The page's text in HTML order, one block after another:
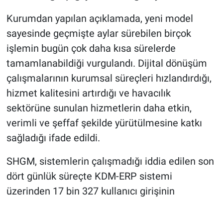
Kurumdan yapılan açıklamada, yeni model
sayesinde geçmişte aylar sürebilen birçok
işlemin bugün çok daha kısa sürelerde
tamamlanabildiği vurgulandı. Dijital dönüşüm
çalışmalarının kurumsal süreçleri hızlandırdığı,
hizmet kalitesini artırdığı ve havacılık
sektörüne sunulan hizmetlerin daha etkin,
verimli ve şeffaf şekilde yürütülmesine katkı
sağladığı ifade edildi.
SHGM, sistemlerin çalışmadığı iddia edilen son
dört günlük süreçte KDM-ERP sistemi
üzerinden 17 bin 327 kullanıcı girişinin